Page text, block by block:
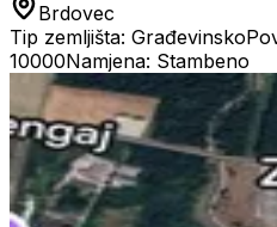
Brdovec
Tip zemljišta: Građevinsko
10000Namjena: Stambeno